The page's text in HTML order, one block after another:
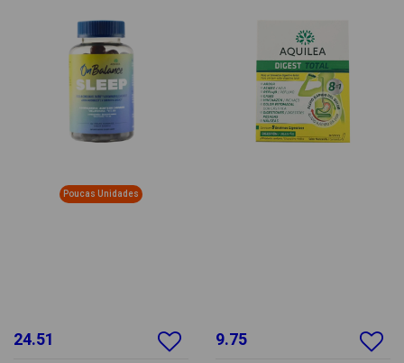
Poucas Unidades
24.51 9.75